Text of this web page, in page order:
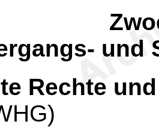
und
Rechte